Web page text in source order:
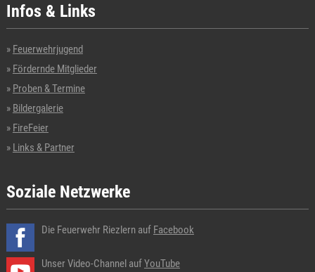
Infos & Links
Feuerwehrjugend
Fördernde Mitglieder
Proben & Termine
Bildergalerie
FireFeier
Links & Partner
Soziale Netzwerke
Die Feuerwehr Riezlern auf Facebook
Unser Video-Channel auf YouTube